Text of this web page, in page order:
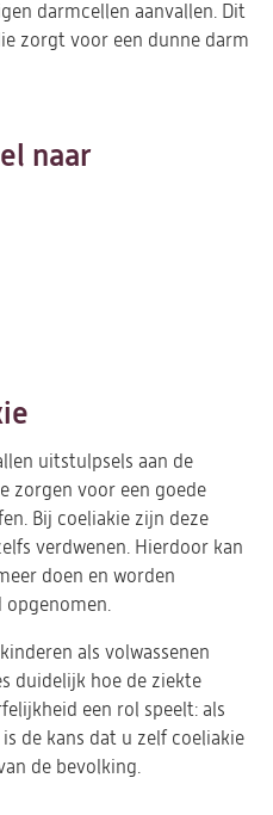
darmcellen aanvallen. Dit
zorgt voor een dunne darm
naar
uitstulpsels aan de
zorgen voor een goede
Bij coeliakie zijn deze
verdwenen. Hierdoor kan
doen en worden
opgenomen.
als volwassenen
duidelijk hoe de ziekte
een rol speelt: als
de kans dat u zelf coeliakie
de bevolking.